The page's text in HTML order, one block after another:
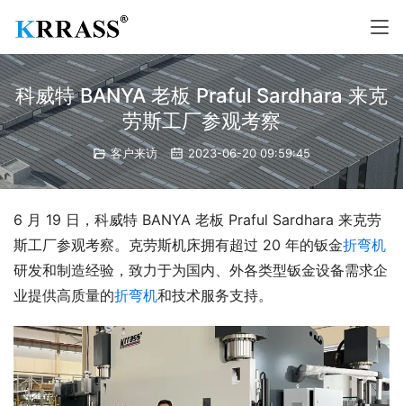
科威特 BANYA 老板 Praful Sardhara 来克
劳斯工厂参观考察
客户来访 2023-06-20 09:59:45
6 月 19 日，科威特 BANYA 老板 Praful Sardhara 来克劳
斯工厂参观考察。克劳斯机床拥有超过 20 年的钣金折弯机
研发和制造经验，致力于为国内、外各类型钣金设备需求企
业提供高质量的折弯机和技术服务支持。